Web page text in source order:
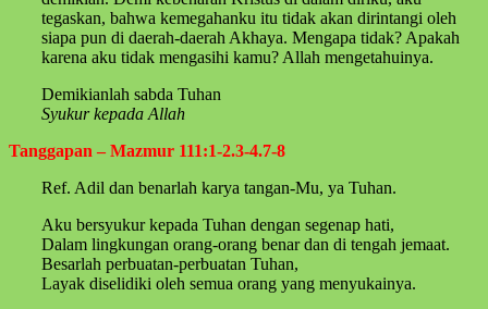
tegaskan, bahwa kemegahanku itu tidak akan dirintangi oleh
siapa pun di daerah-daerah Akhaya. Mengapa tidak? Apakah
karena aku tidak mengasihi kamu? Allah mengetahuinya.
Demikianlah sabda Tuhan
Syukur kepada Allah
Tanggapan – Mazmur 111:1-2.3-4.7-8
Ref. Adil dan benarlah karya tangan-Mu, ya Tuhan.
Aku bersyukur kepada Tuhan dengan segenap hati,
Dalam lingkungan orang-orang benar dan di tengah jemaat.
Besarlah perbuatan-perbuatan Tuhan,
Layak diselidiki oleh semua orang yang menyukainya.